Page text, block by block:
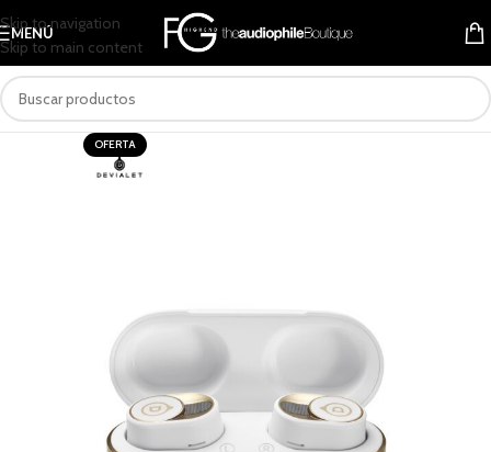
Skip to navigation
Skip to main content
MENÚ
OFERTA